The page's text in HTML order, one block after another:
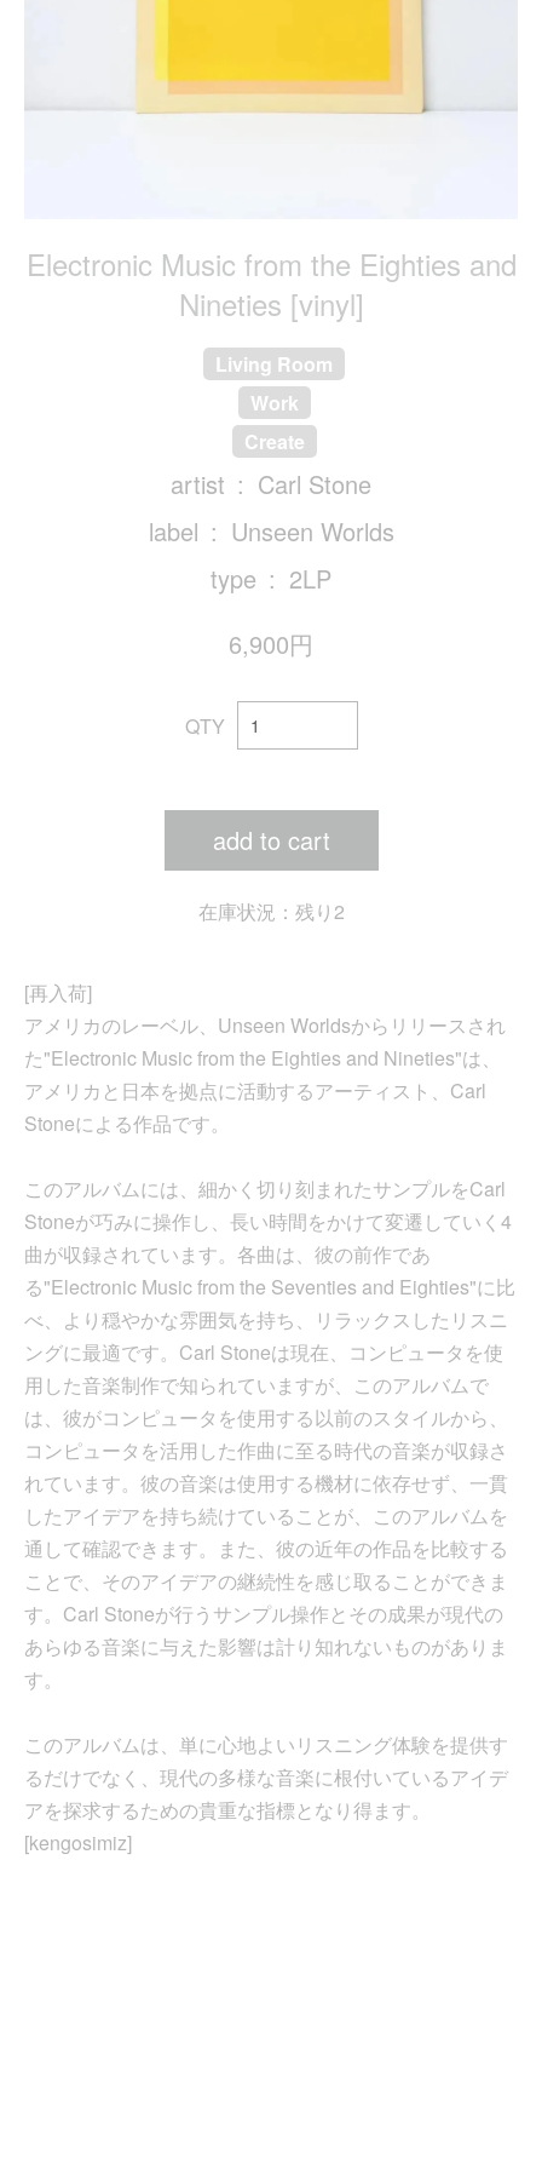
Electronic Music from the Eighties and
Nineties [vinyl]
Living Room
Work
Create
artist
Carl Stone
label
Unseen Worlds
type
2LP
6,900円
QTY
add to cart
在庫状況：残り2
[再入荷]
アメリカのレーベル、Unseen Worldsからリリースされ
た"Electronic Music from the Eighties and Nineties"は、
アメリカと日本を拠点に活動するアーティスト、Carl
Stoneによる作品です。
このアルバムには、細かく切り刻まれたサンプルをCarl
Stoneが巧みに操作し、長い時間をかけて変遷していく4
曲が収録されています。各曲は、彼の前作であ
る"Electronic Music from the Seventies and Eighties"に比
べ、より穏やかな雰囲気を持ち、リラックスしたリスニ
ングに最適です。Carl Stoneは現在、コンピュータを使
用した音楽制作で知られていますが、このアルバムで
は、彼がコンピュータを使用する以前のスタイルから、
コンピュータを活用した作曲に至る時代の音楽が収録さ
れています。彼の音楽は使用する機材に依存せず、一貫
したアイデアを持ち続けていることが、このアルバムを
通して確認できます。また、彼の近年の作品を比較する
ことで、そのアイデアの継続性を感じ取ることができま
す。Carl Stoneが行うサンプル操作とその成果が現代の
あらゆる音楽に与えた影響は計り知れないものがありま
す。
このアルバムは、単に心地よいリスニング体験を提供す
るだけでなく、現代の多様な音楽に根付いているアイデ
アを探求するための貴重な指標となり得ます。
[kengosimiz]